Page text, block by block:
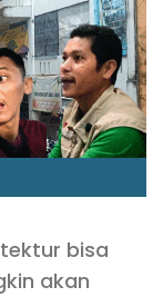
bisa
akan